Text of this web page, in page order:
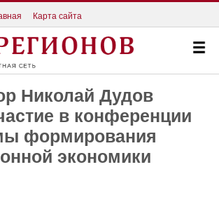
Карта сайта
Николай Дудов
в конференции
формирования
экономики